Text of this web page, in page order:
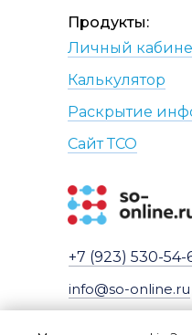
Продукты:
info@so-online.ru
+7 (923) 530-54-
Политика
Личный
Калькулятор
Раскрытие
СайтТСО